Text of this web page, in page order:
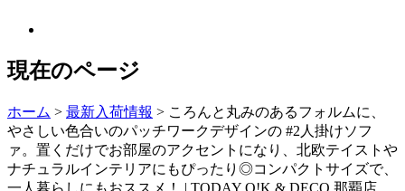
現在のページ
ホーム > 最新入荷情報 > ころんと丸みのあるフォルムに、
やさしい色合いのパッチワークデザインの #2人掛けソフ
ァ。置くだけでお部屋のアクセントになり、北欧テイストや
ナチュラルインテリアにもぴったり◎コンパクトサイズで、
一人暮らしにもおススメ！ | TODAY O!K & DECO 那覇店